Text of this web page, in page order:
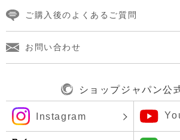
ご購入後のよくあるご質問
お問い合わせ
ショップジャパン公
Instagram